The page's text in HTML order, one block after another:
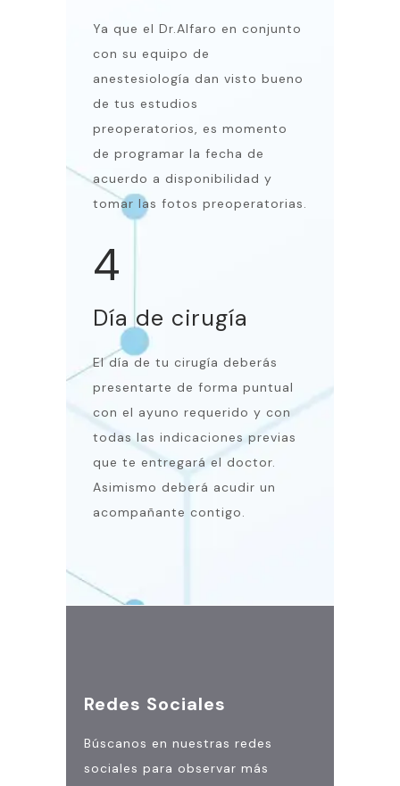
Ya que el Dr.Alfaro en conjunto
con su equipo de
anestesiología dan visto bueno
de tus estudios
preoperatorios, es momento
de programar la fecha de
acuerdo a disponibilidad y
tomar las fotos preoperatorias.
4
Día de cirugía
El día de tu cirugía deberás
presentarte de forma puntual
con el ayuno requerido y con
todas las indicaciones previas
que te entregará el doctor.
Asimismo deberá acudir un
acompañante contigo.
Redes Sociales
Búscanos en nuestras redes
sociales para observar más